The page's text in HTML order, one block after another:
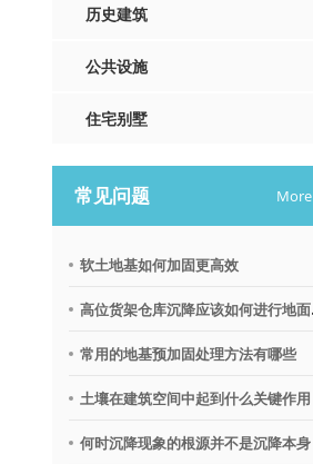
历史建筑
公共设施
住宅别墅
常见问题
软土地基如何加固更高效
高位货架仓库沉降应该如何进行地面调平？
常用的地基预加固处理方法有哪些
土壤在建筑空间中起到什么关键作用
何时沉降现象的根源并不是沉降本身